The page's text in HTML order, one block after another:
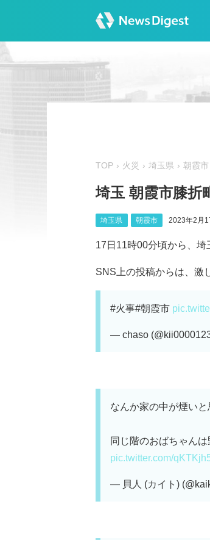
TOP 火災 埼玉県 朝霞市
埼玉 朝霞市膝折
埼玉県 朝霞市 2023年2月
17日11時00分頃から、埼
SNS上の投稿からは、激
#火事#朝霞市
— chaso
なんか家の中が煙い
同じ階のおばちゃん
pic.twitter.com/
— 貝人 (カイト)